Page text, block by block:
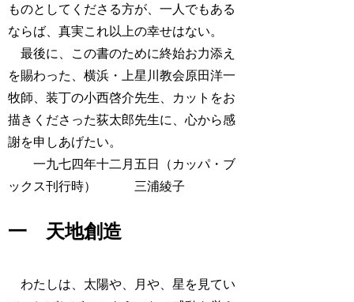
ものとしてくださる方が、一人でもある
ならば、真実これ以上の幸せはない。
最後に、この書のために終始お力添え
を賜わった、横浜・上星川教会原田洋一
牧師、装丁の小西啓介先生、カットをお
描きくださった荻太郎先生に、心から感
謝を申しあげたい。
一九七四年十二月五日（カッパ・ブ
ックス刊行時） 三浦綾子
一 天地創造
わたしは、太陽や、月や、星を見てい